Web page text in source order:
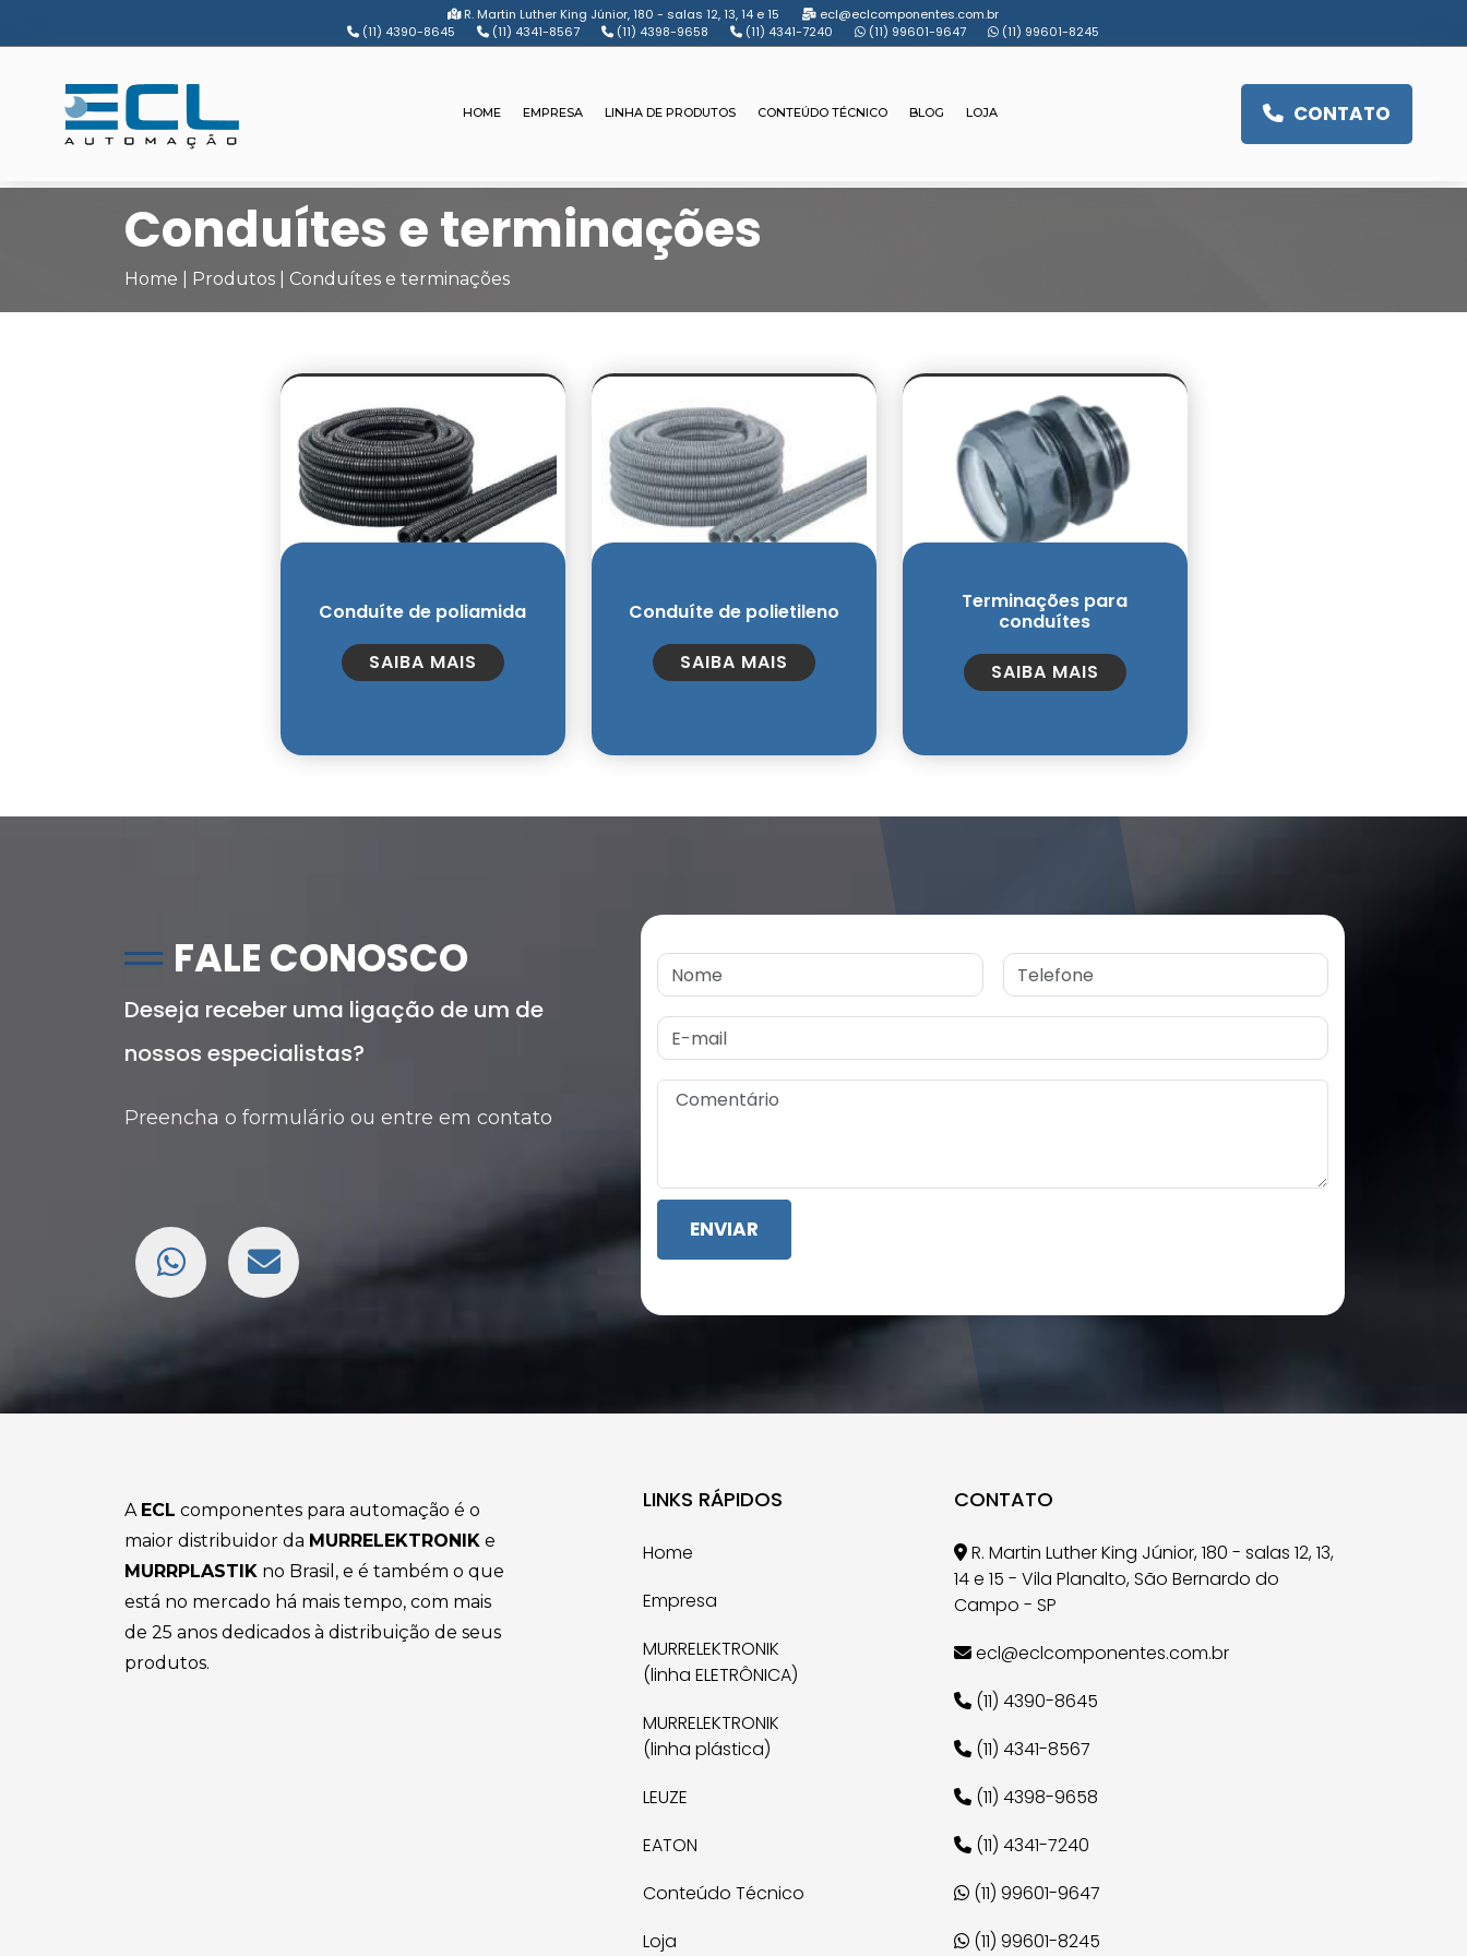
R. Martin Luther King Júnior, 180 - salas 12, 13, 14 e 15
ecl@eclcomponentes.com.br
(11) 4390-8645
(11) 4341-8567 (11) 4398-9658 (11) 4341-7240 (11) 99601-9647 (11) 99601-8245
HOME EMPRESA LINHA DE PRODUTOS CONTEÚDO TÉCNICO BLOG LOJA CONTATO
Conduítes e terminações
Home Produtos Conduítes e terminações
Conduíte de poliamida
SAIBA MAIS
Conduíte de polietileno
SAIBA MAIS
Terminações para
conduítes
SAIBA MAIS
FALE CONOSCO
Deseja receber uma ligação de um de
nossos especialistas?
Preencha o formulário ou entre em contato
ENVIAR
A ECL componentes para automação é o
maior distribuidor da MURRELEKTRONIK e
MURRPLASTIK no Brasil, e é também o que
está no mercado há mais tempo, com mais
de 25 anos dedicados à distribuição de seus
produtos.
LINKS RÁPIDOS
Home
Empresa
MURRELEKTRONIK
(linha ELETRÔNICA)
MURRELEKTRONIK
(linha plástica)
LEUZE
EATON
Conteúdo Técnico
Loja
CONTATO
R. Martin Luther King Júnior, 180 - salas 12, 13,
14 e 15 - Vila Planalto, São Bernardo do
Campo - SP
ecl@eclcomponentes.com.br
(11) 4390-8645
(11) 4341-8567
(11) 4398-9658
(11) 4341-7240
(11) 99601-9647
(11) 99601-8245